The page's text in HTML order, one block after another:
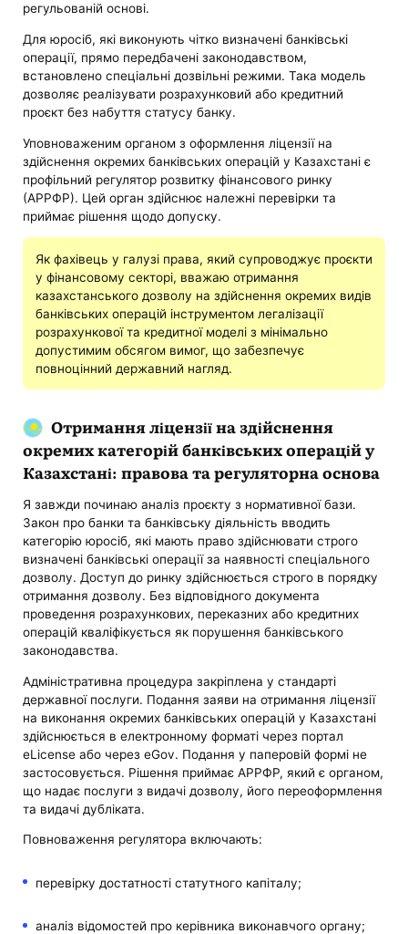
регульованій основі.
Для юросіб, які виконують чітко визначені банківські
операції, прямо передбачені законодавством,
встановлено спеціальні дозвільні режими. Така модель
дозволяє реалізувати розрахунковий або кредитний
проєкт без набуття статусу банку.
Уповноваженим органом з оформлення ліцензії на
здійснення окремих банківських операцій у Казахстані є
профільний регулятор розвитку фінансового ринку
(АРРФР). Цей орган здійснює належні перевірки та
приймає рішення щодо допуску.
Як фахівець у галузі права, який супроводжує проєкти
у фінансовому секторі, вважаю отримання
казахстанського дозволу на здійснення окремих видів
банківських операцій інструментом легалізації
розрахункової та кредитної моделі з мінімально
допустимим обсягом вимог, що забезпечує
повноцінний державний нагляд.
Отримання ліцензії на здійснення
окремих категорій банківських операцій у
Казахстані: правова та регуляторна основа
Я завжди починаю аналіз проєкту з нормативної бази.
Закон про банки та банківську діяльність вводить
категорію юросіб, які мають право здійснювати строго
визначені банківські операції за наявності спеціального
дозволу. Доступ до ринку здійснюється строго в порядку
отримання дозволу. Без відповідного документа
проведення розрахункових, переказних або кредитних
операцій кваліфікується як порушення банківського
законодавства.
Адміністративна процедура закріплена у стандарті
державної послуги. Подання заяви на отримання ліцензії
на виконання окремих банківських операцій у Казахстані
здійснюється в електронному форматі через портал
eLicense або через eGov. Подання у паперовій формі не
застосовується. Рішення приймає АРРФР, який є органом,
що надає послуги з видачі дозволу, його переоформлення
та видачі дубліката.
Повноваження регулятора включають:
перевірку достатності статутного капіталу;
аналіз відомостей про керівника виконавчого органу;